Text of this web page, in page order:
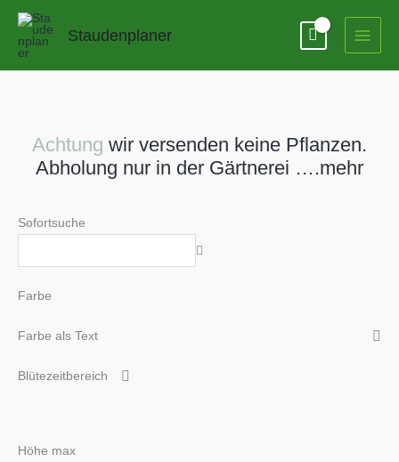
Zum
springen
Staudenplaner
Achtung wir versenden keine Pflanzen.
Abholung nur in der Gärtnerei ….mehr
Sofortsuche
Farbe
Farbe als Text
Blütezeitbereich
Höhe max